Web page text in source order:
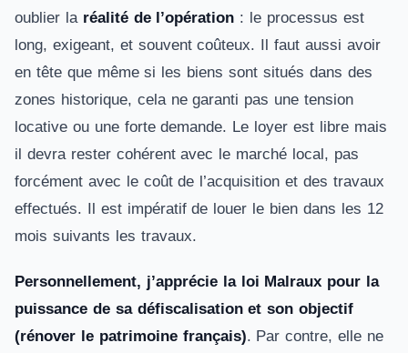
oublier la réalité de l’opération : le processus est
long, exigeant, et souvent coûteux. Il faut aussi avoir
en tête que même si les biens sont situés dans des
zones historique, cela ne garanti pas une tension
locative ou une forte demande. Le loyer est libre mais
il devra rester cohérent avec le marché local, pas
forcément avec le coût de l’acquisition et des travaux
effectués. Il est impératif de louer le bien dans les 12
mois suivants les travaux.
Personnellement, j’apprécie la loi Malraux pour la
puissance de sa défiscalisation et son objectif
(rénover le patrimoine français). Par contre, elle ne